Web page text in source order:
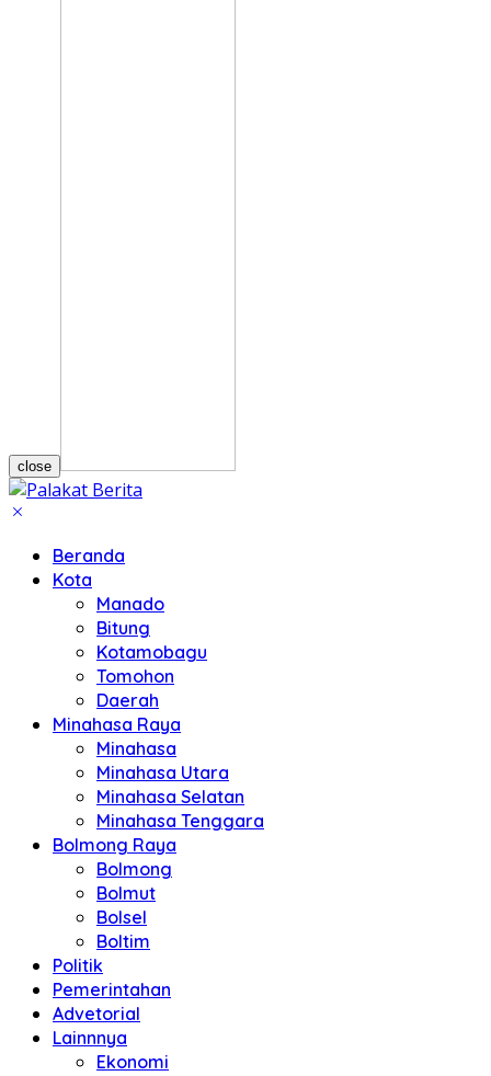
close
Beranda
Kota
Manado
Bitung
Kotamobagu
Tomohon
Daerah
Minahasa Raya
Minahasa
Minahasa Utara
Minahasa Selatan
Minahasa Tenggara
Bolmong Raya
Bolmong
Bolmut
Bolsel
Boltim
Politik
Pemerintahan
Advetorial
Lainnnya
Ekonomi